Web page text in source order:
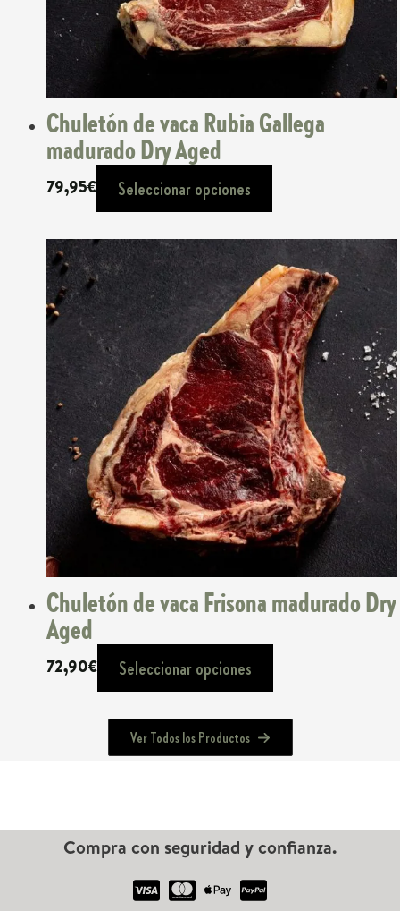
Chuletón de vaca Rubia Gallega
madurado Dry Aged
79,95€ Seleccionar opciones
Chuletón de vaca Frisona madurado Dry
Aged
72,90€ Seleccionar opciones
Ver Todos los Productos
Compra con seguridad y confianza.